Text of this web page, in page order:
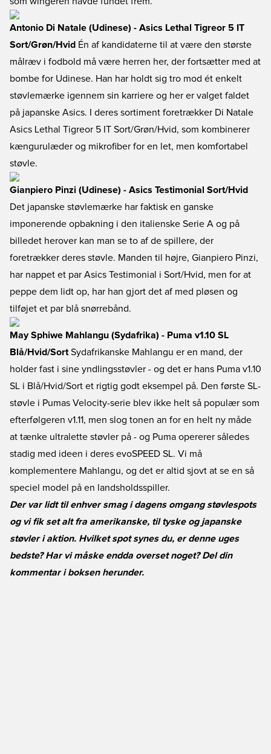
Antonio Di Natale (Udinese) - Asics Lethal Tigreor 5 IT
Sort/Grøn/Hvid Én af kandidaterne til at være den største
målræv i fodbold må være herren her, der fortsætter med at
bombe for Udinese. Han har holdt sig tro mod ét enkelt
støvlemærke igennem sin karriere og her er valget faldet
på japanske Asics. I deres sortiment foretrækker Di Natale
Asics Lethal Tigreor 5 IT Sort/Grøn/Hvid, som kombinerer
kængurulæder og mikrofiber for en let, men komfortabel
støvle.
Gianpiero Pinzi (Udinese) - Asics Testimonial Sort/Hvid
Det japanske støvlemærke har faktisk en ganske
imponerende opbakning i den italienske Serie A og på
billedet herover kan man se to af de spillere, der
foretrækker deres støvle. Manden til højre, Gianpiero Pinzi,
har nappet et par Asics Testimonial i Sort/Hvid, men for at
peppe dem lidt op, har han gjort det af med pløsen og
tilføjet et par blå snørrebånd.
May Sphiwe Mahlangu (Sydafrika) - Puma v1.10 SL
Blå/Hvid/Sort Sydafrikanske Mahlangu er en mand, der
holder fast i sine yndlingsstøvler - og det er hans Puma v1.10
SL i Blå/Hvid/Sort et rigtig godt eksempel på. Den første SL-
støvle i Pumas Velocity-serie blev ikke helt så populær som
efterfølgeren v1.11, men slog tonen an for en helt ny måde
at tænke ultralette støvler på - og Puma opererer således
stadig med ideen i deres evoSPEED SL. Vi må
komplementere Mahlangu, og det er altid sjovt at se en så
speciel model på en landsholdsspiller.
Der var lidt til enhver smag i dagens omgang støvlespots
og vi fik set alt fra amerikanske, til tyske og japanske
støvler i aktion. Hvilket spot synes du, er denne uges
bedste? Har vi måske endda overset noget? Del din
kommentar i boksen herunder.